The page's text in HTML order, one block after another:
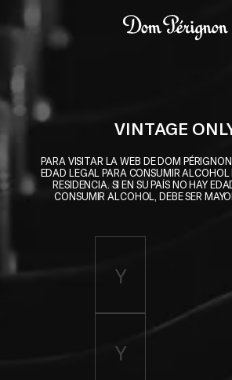
Skip to main content
VINTAGE
PARA VISITAR LA WEB DE DOM
EDAD LEGAL PARA CONSUMIR ALCOHOL
RESIDENCIA. SI EN SU PAÍS NO HAY
CONSUMIR ALCOHOL, DEBE SER